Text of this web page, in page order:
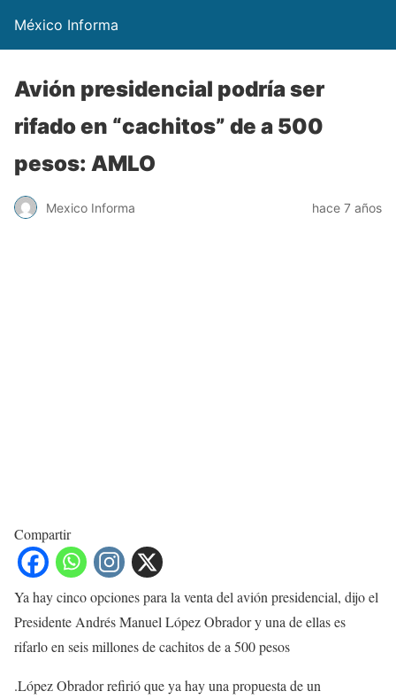
México Informa
Avión presidencial podría ser
rifado en “cachitos” de a 500
pesos: AMLO
Mexico Informa hace 7 años
Compartir
Ya hay cinco opciones para la venta del avión presidencial, dijo el
Presidente Andrés Manuel López Obrador y una de ellas es
rifarlo en seis millones de cachitos de a 500 pesos
.López Obrador refirió que ya hay una propuesta de un